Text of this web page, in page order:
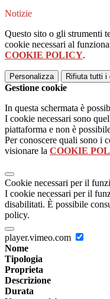
Notizie
Questo sito o gli strumenti
cookie necessari al
COOKIE POLICY.
Personalizza Rifiuta tutti i
Gestione cookie
In questa schermata è
I cookie necessari sono
piattaforma e non è
Per conoscere quali sono i
visionare la COOKIE
Cookie necessari per il
I cookie necessari per il
disabilitati. È possibile
policy.
player.vimeo.com
Nome
Tipologia
Proprieta
Descrizione
Durata